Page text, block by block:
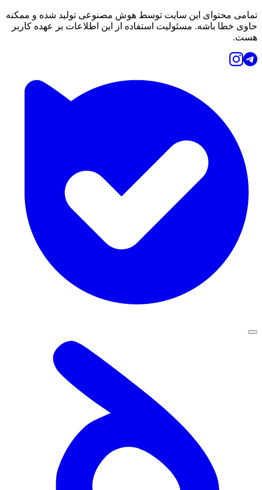
تمامی محتوای این سایت توسط هوش مصنوعی تولید شده و ممکنه
حاوی خطا باشه. مسئولیت استفاده از این اطلاعات بر عهده کاربر
هست.